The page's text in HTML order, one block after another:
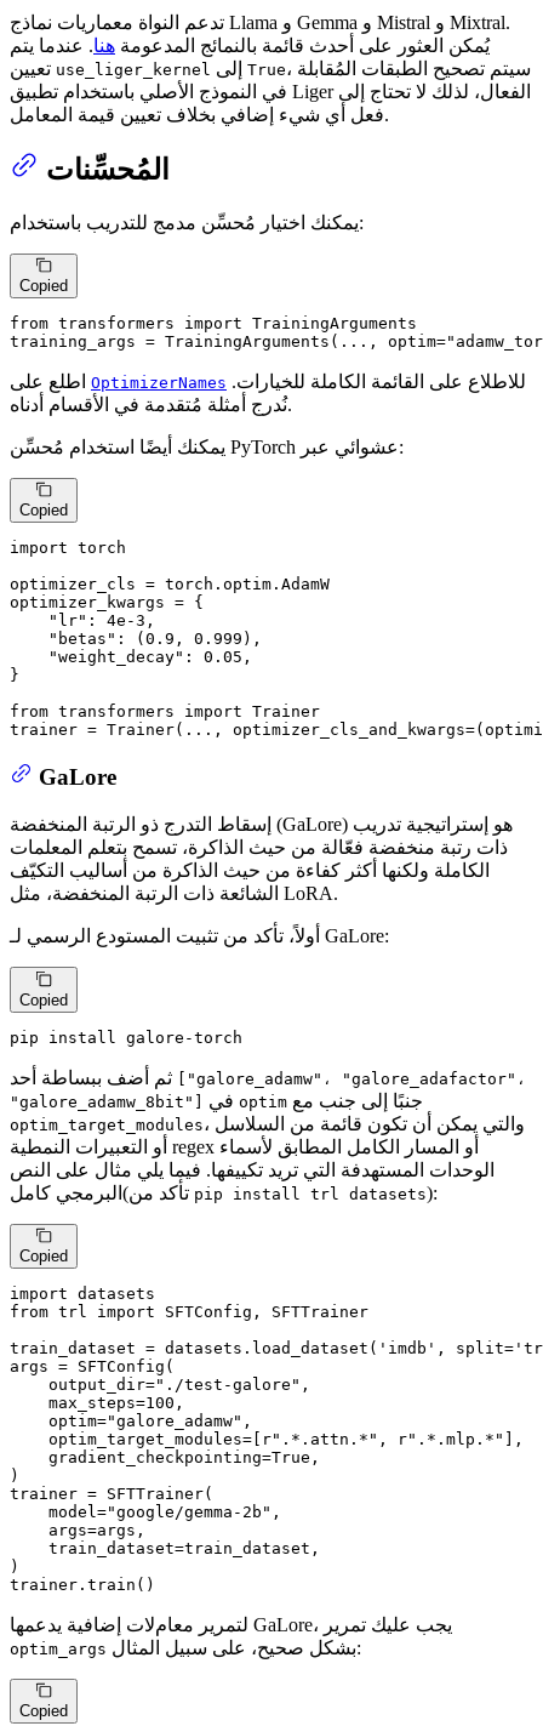
تدعم النواة معماريات نماذج Llama و Gemma و Mistral و Mixtral.
يُمكن العثور على أحدث قائمة بالنمائج المدعومة هنا. عندما يتم
use_liger_kernel True، سيتم تصحيح الطبقات المُقابلة
في النموذج الأصلي باستخدام تطبيق Liger الفعال، لذلك لا تحتاج إلى
فعل أي شيء إضافي بخلاف تعيين قيمة المعامل.
المُحسِّنات
يمكنك اختيار مُحسِّن مدمج للتدريب باستخدام:
Copied
from transformers import TrainingArguments
training_args = TrainingArguments(..., optim=
OptimizerNames
نُدرج أمثلة مُتقدمة في الأقسام أدناه.
يمكنك أيضًا استخدام مُحسِّن PyTorch عشوائي عبر:
Copied
import torch
optimizer_cls = torch.optim.AdamW
optimizer_kwargs = {
"lr" : 4e-3 ,
"betas" : ( 0.9 , 0.999 ),
"weight_decay" : 0.05 ,
}
from transformers import Trainer
trainer = Trainer(...,
GaLore
إسقاط التدرج ذو الرتبة المنخفضة (GaLore) هو إستراتيجية تدريب
ذات رتبة منخفضة فعّالة من حيث الذاكرة، تسمح بتعلم المعلمات
الكاملة ولكنها أكثر كفاءة من حيث الذاكرة من أساليب التكيّف
الشائعة ذات الرتبة المنخفضة، مثل LoRA.
أولاً، تأكد من تثبيت المستودع الرسمي لـ GaLore:
Copied
pip install galore-torch
["galore_adamw"، "galore_adafactor"،
"galore_adamw_8bit"]
optim جنبًا إلى جنب مع
optim_target_modules، والتي يمكن أن تكون قائمة من السلاسل
أو التعبيرات النمطية regex أو المسار الكامل المطابق لأسماء
الوحدات المستهدفة التي تريد تكييفها. فيما يلي مثال على النص
pip install trl datasets):
Copied
import
from trl import SFTConfig, SFTTrainer
train_dataset = datasets.load_dataset( 'imdb' , split=
args = SFTConfig(
    output_dir=
"./test-galore" ,
    max_steps=
100 ,
    optim=
"galore_adamw" ,
    optim_target_modules=[
r".*.attn.*" , r".*.mlp.*"
],
    gradient_checkpointing=
True ,
)
trainer = SFTTrainer(
    model=
"google/gemma-2b" ,
    args=args,
    train_dataset=train_dataset,
)
trainer.train()
لتمرير معامﻻت إضافية يدعمها GaLore، يجب عليك تمرير
optim_args بشكل صحيح، على سبيل المثال:
Copied